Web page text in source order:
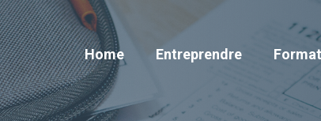
Home Entreprendre